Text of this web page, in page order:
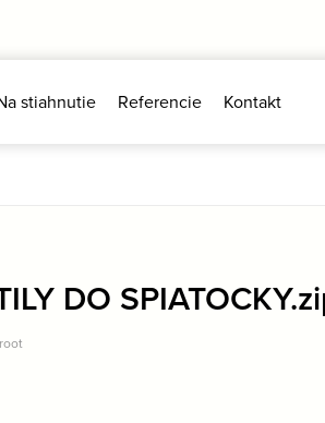
stiahnutie Referencie Kontakt
DO
root